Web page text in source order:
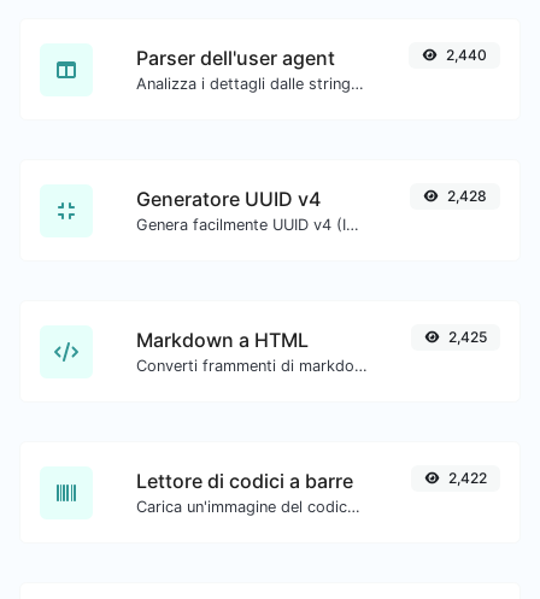
Parser dell'user agent
Analizza i dettagli dalle stringhe dell'agente utente.
2,440
Generatore UUID v4
Genera facilmente UUID v4 (Identificatori univoci universali) con l'aiuto del nostro strumento.
2,428
Markdown a HTML
Converti frammenti di markdown in codice HTML grezzo.
2,425
Lettore di codici a barre
Carica un'immagine del codice a barre ed estrai i dati da essa.
2,422